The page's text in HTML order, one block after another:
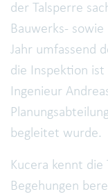
der Talsperre
Bauwerks-
Jahr umfassend
die Inspektion ist
Ingenieur
begleitet wurde.
Kucera kennt die
Begehungen